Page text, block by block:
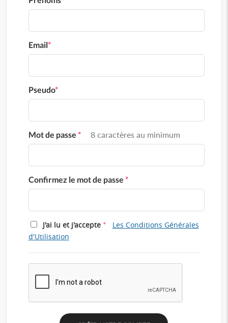
Email*
Pseudo*
Mot de passe * 8 caractères au minimum
Confirmez le mot de passe *
J'ai lu et j'accepte *
Les Conditions Générales
d'Utilisation